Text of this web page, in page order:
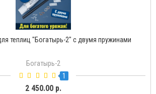
для теплиц "Богатырь-Д" с доводчиком
Богатырь-Д
2
1 500.00 р.